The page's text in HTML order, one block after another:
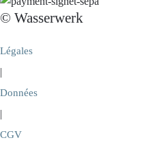
© Wasserwerk
Légales
|
Données
|
CGV